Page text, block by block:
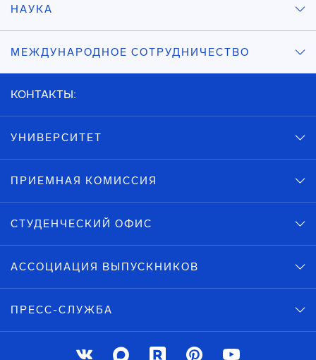
НАУКА
МЕЖДУНАРОДНОЕ СОТРУДНИЧЕСТВО
КОНТАКТЫ:
УНИВЕРСИТЕТ
ПРИЕМНАЯ КОМИССИЯ
СТУДЕНЧЕСКИЙ ОФИС
АССОЦИАЦИЯ ВЫПУСКНИКОВ
ПРЕСС-СЛУЖБА